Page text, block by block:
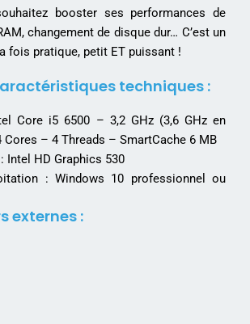
booster ses performances de
changement de disque dur… C’est un
fois pratique, petit ET puissant !
techniques :
Core i5 6500 – 3,2 GHz (3,6 GHz en
Cores – 4 Threads – SmartCache 6 MB
Intel HD Graphics 530
: Windows 10 professionnel ou
externes :